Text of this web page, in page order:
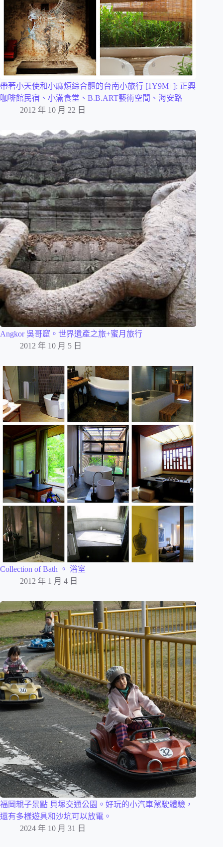
帶著小天使和小麻煩綜合體的台南小旅行 [1Y9M+]: 正興
咖啡館民宿、小滿食堂、B.B.ART藝術空間、海安路
2012 年 10 月 22 日
Angkor 吳哥窟。世界遺產之旅+蜜月旅行
2012 年 10 月 5 日
Collection of Bath 。 浴室
2012 年 1 月 4 日
福岡親子景點 貝塚交通公園。好玩的小汽車駕駛體驗，
還有多樣遊具和沙坑可以放電。
2024 年 10 月 31 日